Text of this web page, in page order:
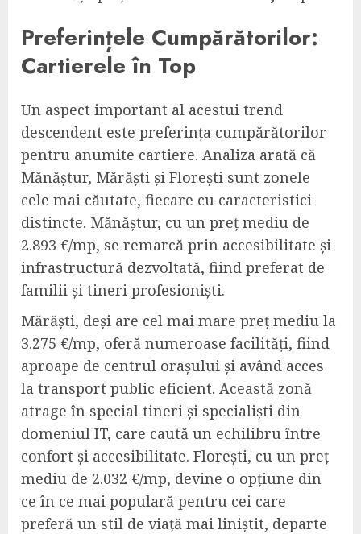
Preferințele Cumpărătorilor:
Cartierele în Top
Un aspect important al acestui trend
descendent este preferința cumpărătorilor
pentru anumite cartiere. Analiza arată că
Mănăștur, Mărăști și Florești sunt zonele
cele mai căutate, fiecare cu caracteristici
distincte. Mănăștur, cu un preț mediu de
2.893 €/mp, se remarcă prin accesibilitate și
infrastructură dezvoltată, fiind preferat de
familii și tineri profesioniști.
Mărăști, deși are cel mai mare preț mediu la
3.275 €/mp, oferă numeroase facilități, fiind
aproape de centrul orașului și având acces
la transport public eficient. Această zonă
atrage în special tineri și specialiști din
domeniul IT, care caută un echilibru între
confort și accesibilitate. Florești, cu un preț
mediu de 2.032 €/mp, devine o opțiune din
ce în ce mai populară pentru cei care
preferă un stil de viață mai liniștit, departe